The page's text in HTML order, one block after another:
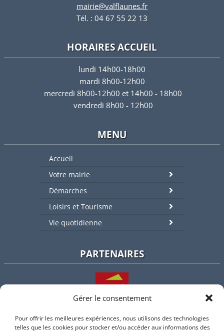
Gérer le consentement
Pour offrir les meilleures expériences, nous utilisons des technologies
telles que les cookies pour stocker et/ou accéder aux informations des
mairie@valflaunes.fr
Tél. : 04 67 55 22 13
HORAIRES ACCUEIL
lundi 14h00-18h00
mardi 8h00-12h00
mercredi 8h00-12h00 et 14h00 - 18h00
vendredi 8h00 - 12h00
MENU
Accueil
Votre mairie
Démarches
Loisirs et Tourisme
Vie quotidienne
PARTENAIRES
L'intercommunalité